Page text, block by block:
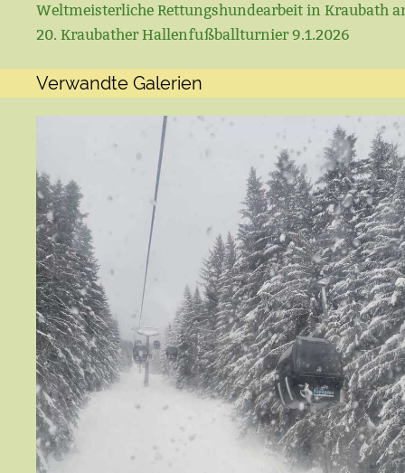
Weltmeisterliche Rettungshundearbeit in Kraubath
20. Kraubather Hallenfußballturnier 9.1.2026
Verwandte Galerien